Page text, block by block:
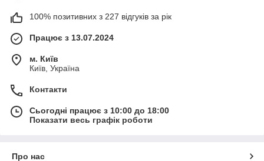
100% позитивних з 227 відгуків за рік
Працює з 13.07.2024
м. Київ
Київ, Україна
Контакти
Сьогодні працює з 10:00 до 18:00
Показати весь графік роботи
Про нас